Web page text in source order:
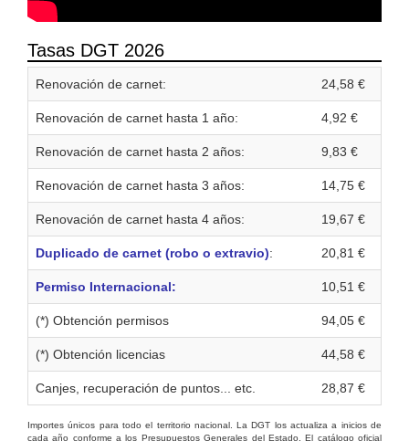
Tasas DGT 2026
Renovación de carnet: 24,58 €
Renovación de carnet hasta 1 año: 4,92 €
Renovación de carnet hasta 2 años: 9,83 €
Renovación de carnet hasta 3 años: 14,75 €
Renovación de carnet hasta 4 años: 19,67 €
Duplicado de carnet (robo o extravio): 20,81 €
Permiso Internacional: 10,51 €
(*) Obtención permisos 94,05 €
(*) Obtención licencias 44,58 €
Canjes, recuperación de puntos... etc. 28,87 €
Importes únicos para todo el territorio nacional. La DGT los actualiza a inicios de
cada año conforme a los Presupuestos Generales del Estado. El catálogo oficial